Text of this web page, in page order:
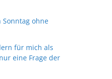
Sonntag ohne
für mich als
eine Frage der